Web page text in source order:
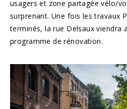
usagers et zone partagée vélo/
surprenant. Une fois les travaux
terminés, la rue Delsaux viendra
programme de rénovation.